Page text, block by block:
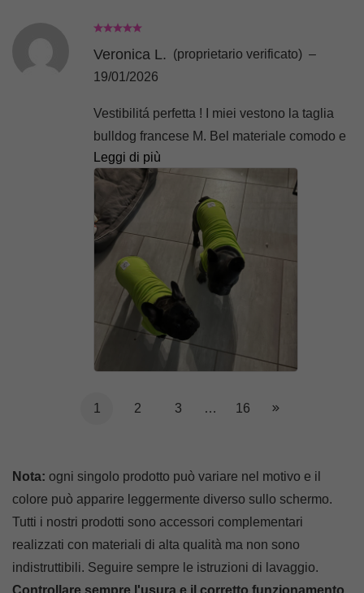
fiducia a Piggypet ❤️
Veronica L. (proprietario verificato) –
19/01/2026
Vestibilitá perfetta ! I miei vestono la taglia
bulldog francese M. Bel materiale comodo e
confortevole
Leggi di più
1 2 3 … 16
Nota: ogni singolo prodotto può variare nel motivo e il
colore può apparire leggermente diverso sullo schermo.
Tutti i nostri prodotti sono accessori complementari
realizzati con materiali di alta qualità ma non sono
indistruttibili. Seguire sempre le istruzioni di lavaggio.